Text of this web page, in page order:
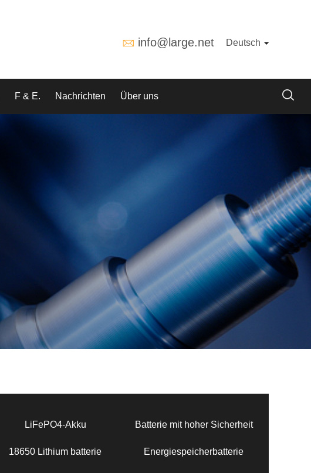
info@large.net Deutsch
F & E. Nachrichten Über uns
LiFePO4-Akku Batterie mit hoher Sicherheit
18650 Lithium batterie Energiespeicherbatterie